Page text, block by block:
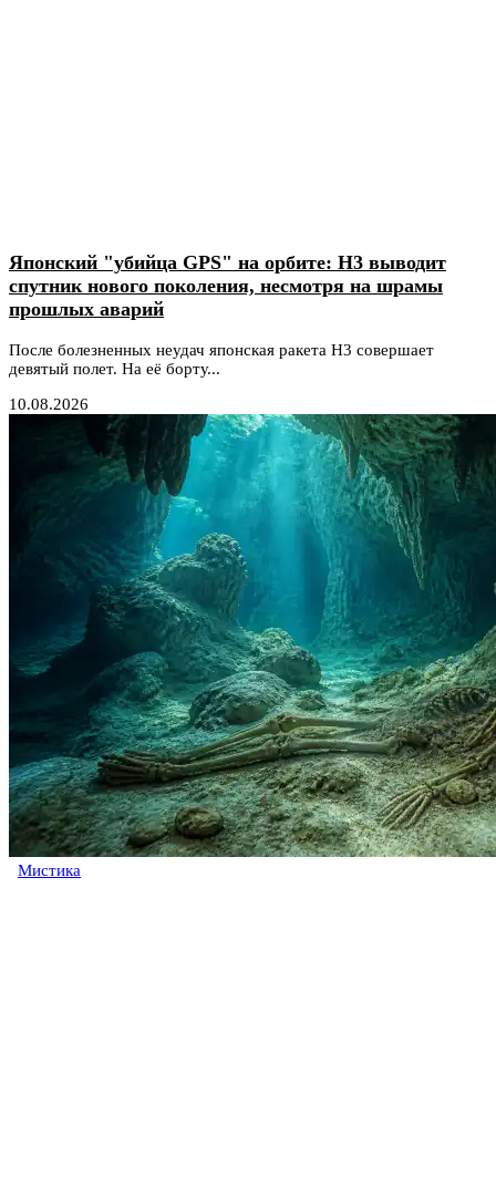
Японский "убийца GPS" на орбите: H3 выводит
спутник нового поколения, несмотря на шрамы
прошлых аварий
После болезненных неудач японская ракета H3 совершает
девятый полет. На её борту...
10.08.2026
Мистика